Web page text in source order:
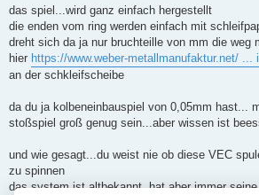
das spiel...wird ganz einfach hergestellt
die enden vom ring werden einfach mit
dreht sich da ja nur bruchteille von mm die weg
hier https://www.weber-metallmanufaktur.net/ ...
an der schkleifscheibe
da du ja kolbeneinbauspiel von 0,05mm hast...
stoßspiel groß genug sein...aber wissen ist
und wie gesagt...du weist nie ob diese VEC
zu spinnen
das system ist altbekannt, hat aber immer